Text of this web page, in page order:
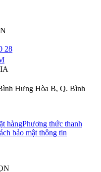
28
Hưng Hòa B, Q. Bình
hàngPhương thức thanh
bảo mật thông tin